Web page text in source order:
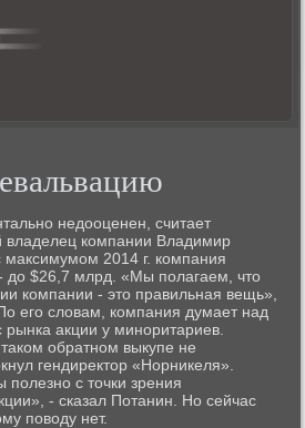
недооценен, считает
владелец компании Владимир
2014 г. компания
до $26,7 млрд. «Мы полагаем, что
компании - это правильная вещь»,
его словам, компания думает над
рынка акции у миноритариев.
обратном выкупе не
гендиректор «Норникеля».
с точки зрения
- сказал Потанин. Но сейчас
поводу нет.